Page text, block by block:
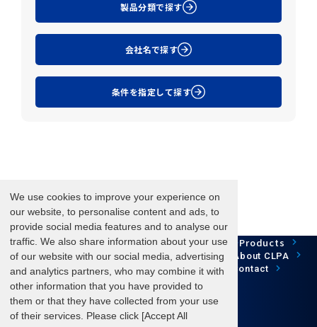
We use cookies to improve your experience on
our website, to personalise content and ads, to
provide social media features and to analyse our
traffic. We also share information about your use
of our website with our social media, advertising
and analytics partners, who may combine it with
other information that you have provided to
them or that they have collected from your use
of their services. Please click [Accept All
製品分類で探す
会社名で探す
条件を指定して探す
HOME Network Technology Case Study Products
Downloads Development News/Events About CLPA
Update Information FAQ SiteMap Contact